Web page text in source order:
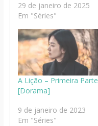
29 de janeiro de 2025
Em "Séries"
A Lição – Primeira Parte
[Dorama]
9 de janeiro de 2023
Em "Séries"